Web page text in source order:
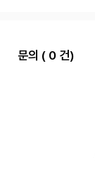
문의 ( 0 건)